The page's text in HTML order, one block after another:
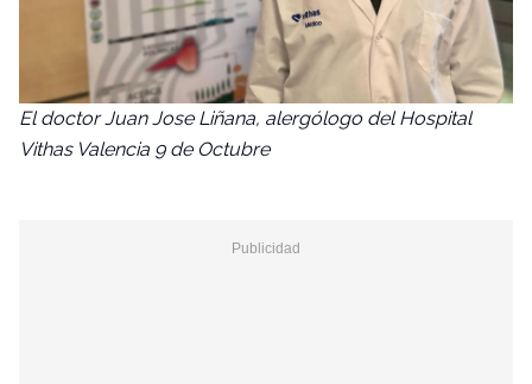
El doctor Juan Jose Liñana, alergólogo del Hospital
Vithas Valencia 9 de Octubre